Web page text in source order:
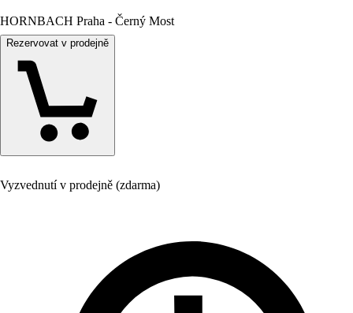
HORNBACH Praha - Černý Most
Rezervovat v prodejně
Vyzvednutí v prodejně (zdarma)